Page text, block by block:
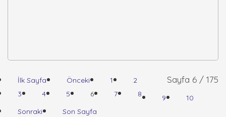
Sayfa 6 / 175
İlk Sayfa Önceki 1
2
3
4 5 6 7 8 9
10
Sonraki
Son Sayfa